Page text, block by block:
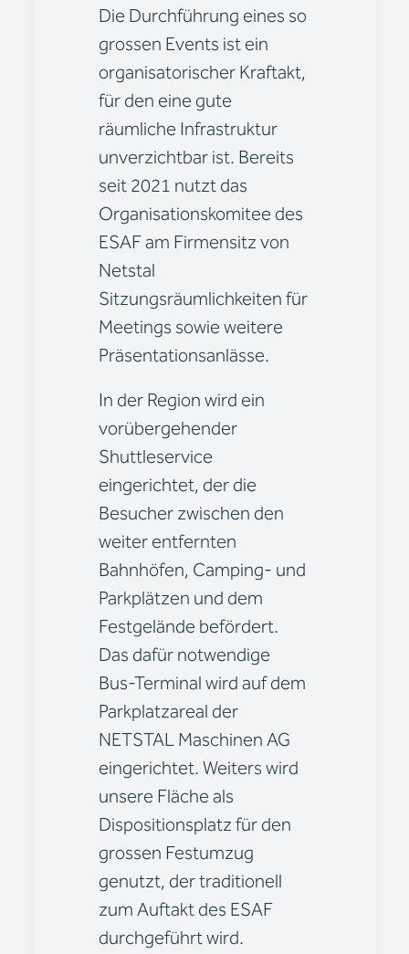
Die Durchführung eines so
grossen Events ist ein
organisatorischer Kraftakt,
für den eine gute
räumliche Infrastruktur
unverzichtbar ist. Bereits
seit 2021 nutzt das
Organisationskomitee des
ESAF am Firmensitz von
Netstal
Sitzungsräumlichkeiten für
Meetings sowie weitere
Präsentationsanlässe.
In der Region wird ein
vorübergehender
Shuttleservice
eingerichtet, der die
Besucher zwischen den
weiter entfernten
Bahnhöfen, Camping- und
Parkplätzen und dem
Festgelände befördert.
Das dafür notwendige
Bus-Terminal wird auf dem
Parkplatzareal der
NETSTAL Maschinen AG
eingerichtet. Weiters wird
unsere Fläche als
Dispositionsplatz für den
grossen Festumzug
genutzt, der traditionell
zum Auftakt des ESAF
durchgeführt wird.